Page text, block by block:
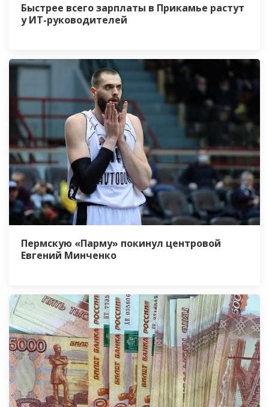
Быстрее всего зарплаты в Прикамье растут
у ИТ-руководителей
Пермскую «Парму» покинул центровой
Евгений Минченко